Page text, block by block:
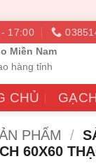
17:00
Miền Nam
hàng tỉnh
CHỦ
PHẨM /
60X60